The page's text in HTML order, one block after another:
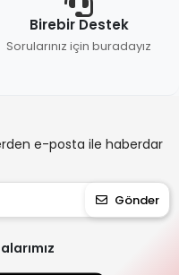
Birebir Destek
Sorularınız için buradayız
e-posta ile haberdar
Gönder